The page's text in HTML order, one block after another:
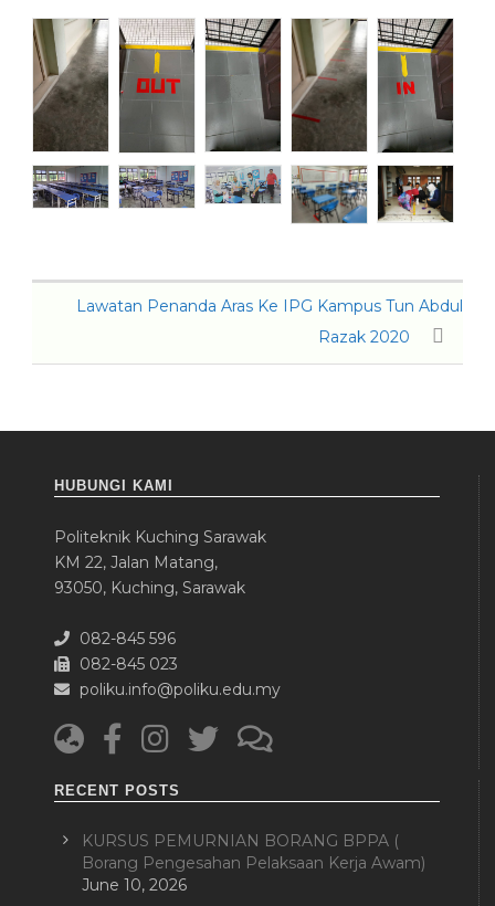
Lawatan Penanda Aras Ke IPG Kampus Tun Abdul
Razak 2020
HUBUNGI KAMI
Politeknik Kuching Sarawak
KM 22, Jalan Matang,
93050, Kuching, Sarawak
082-845 596
082-845 023
poliku.info@poliku.edu.my
RECENT POSTS
KURSUS PEMURNIAN BORANG BPPA (
Borang Pengesahan Pelaksaan Kerja Awam)
June 10, 2026